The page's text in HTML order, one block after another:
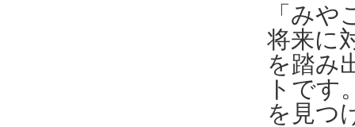
「み
将来に
を踏み
トです
を見つ